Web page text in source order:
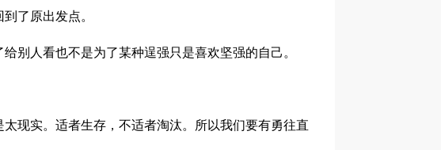
了原出发点。
别人看也不是为了某种逞强只是喜欢坚强的自己。
现实。适者生存，不适者淘汰。所以我们要有勇往直